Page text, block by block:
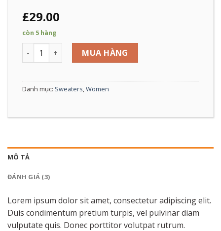
£29.00
còn 5 hàng
Brooklyn Long Sleeve Sweater số lượng
MUA HÀNG
Danh mục: Sweaters,Women
MÔ TẢ
ĐÁNH GIÁ (3)
Lorem ipsum dolor sit amet, consectetur adipiscing elit.
Duis condimentum pretium turpis, vel pulvinar diam
vulputate quis. Donec porttitor volutpat rutrum.